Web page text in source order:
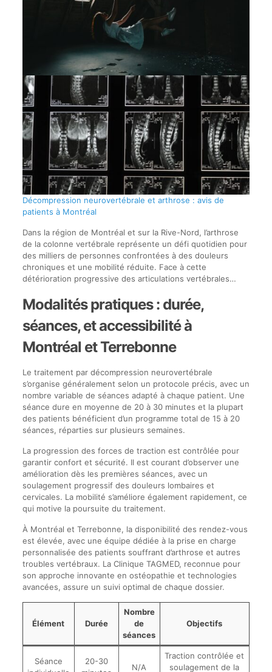
Décompression neurovertébrale et arthrose : avis de
patients à Montréal
Dans la région de Montréal et sur la Rive-Nord, l’arthrose
de la colonne vertébrale représente un défi quotidien pour
des milliers de personnes confrontées à des douleurs
chroniques et une mobilité réduite. Face à cette
détérioration progressive des articulations vertébrales…
Modalités pratiques : durée,
séances, et accessibilité à
Montréal et Terrebonne
Le traitement par décompression neurovertébrale
s’organise généralement selon un protocole précis, avec un
nombre variable de séances adapté à chaque patient. Une
séance dure en moyenne de 20 à 30 minutes et la plupart
des patients bénéficient d’un programme total de 15 à 20
séances, réparties sur plusieurs semaines.
La progression des forces de traction est contrôlée pour
garantir confort et sécurité. Il est courant d’observer une
amélioration dès les premières séances, avec un
soulagement progressif des douleurs lombaires et
cervicales. La mobilité s’améliore également rapidement, ce
qui motive la poursuite du traitement.
À Montréal et Terrebonne, la disponibilité des rendez-vous
est élevée, avec une équipe dédiée à la prise en charge
personnalisée des patients souffrant d’arthrose et autres
troubles vertébraux. La Clinique TAGMED, reconnue pour
son approche innovante en ostéopathie et technologies
avancées, assure un suivi optimal de chaque dossier.
Élément Durée
Nombre
de
séances
Objectifs
Séance
20-30
N/A
Traction contrôlée et
soulagement de la